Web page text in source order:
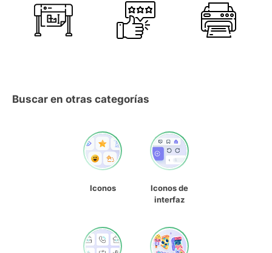
Buscar en otras categorías
Iconos
Iconos de
interfaz